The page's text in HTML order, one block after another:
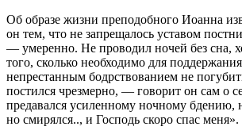
Об образе жизни преподобного Иоанна
он тем, что не запрещалось уставом
— умеренно. Не проводил ночей без сна,
того, сколько необходимо для
непрестанным бодрствованием не
постился чрезмерно, — говорит он сам о
предавался усиленному ночному бдению,
но смирялся.., и Господь скоро спас меня».